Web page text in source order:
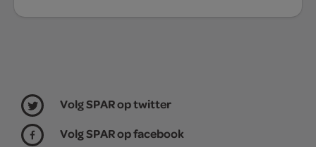
Volg SPAR op twitter
Volg SPAR op facebook